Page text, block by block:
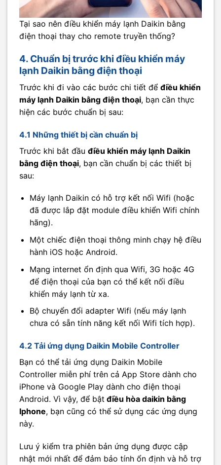
Tại sao nên điều khiển máy lạnh Daikin bằng
điện thoại thay cho remote truyền thống?
4. Chuẩn bị trước khi điều khiển máy
lạnh Daikin bằng điện thoại
Trước khi đi vào các bước chi tiết để điều khiển
máy lạnh Daikin bằng điện thoại, bạn cần thực
hiện các bước chuẩn bị sau:
4.1 Những thiết bị cần chuẩn bị
Trước khi bắt đầu điều khiển máy lạnh Daikin
bằng điện thoại, bạn cần chuẩn bị các thiết bị
sau:
Máy lạnh Daikin có hỗ trợ kết nối Wifi (hoặc
đã được lắp đặt module điều khiển Wifi chính
hãng).
Một chiếc điện thoại thông minh chạy hệ điều
hành iOS hoặc Android.
Mạng internet ổn định qua Wifi, 3G hoặc 4G
để điện thoại của bạn có thể kết nối điều
khiển máy lạnh từ xa.
Bộ chuyển đổi adapter Wifi (nếu máy lạnh
chưa có sẵn tính năng kết nối Wifi tích hợp).
4.2 Tải ứng dụng Daikin Mobile Controller
Bạn có thể tải ứng dụng Daikin Mobile
Controller miễn phí trên cả App Store dành cho
iPhone và Google Play dành cho điện thoại
Android. Vì vậy, để bật điều hòa daikin bằng
Iphone, bạn cũng có thể sử dụng các ứng dụng
này.
Lưu ý kiểm tra phiên bản ứng dụng được cập
nhật mới nhất để đảm bảo tính ổn định và hỗ trợ